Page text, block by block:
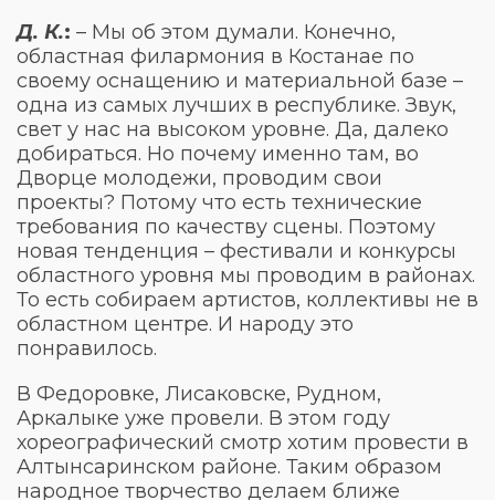
Д. К.: – Мы об этом думали. Конечно,
областная филармония в Костанае по
своему оснащению и материальной базе –
одна из самых лучших в республике. Звук,
свет у нас на высоком уровне. Да, далеко
добираться. Но почему именно там, во
Дворце молодежи, проводим свои
проекты? Потому что есть технические
требования по качеству сцены. Поэтому
новая тенденция – фестивали и конкурсы
областного уровня мы проводим в районах.
То есть собираем артистов, коллективы не в
областном центре. И народу это
понравилось.
В Федоровке, Лисаковске, Рудном,
Аркалыке уже провели. В этом году
хореографический смотр хотим провести в
Алтынсаринском районе. Таким образом
народное творчество делаем ближе